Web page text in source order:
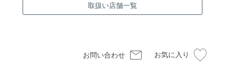
取扱い店舗一覧
お問い合わせ お気に入り